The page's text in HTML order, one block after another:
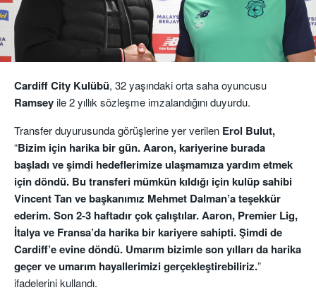
Cardiff City Kulübü, 32 yaşındaki orta saha oyuncusu
Ramseyile 2 yıllık sözleşme imzalandığını duyurdu.
Transfer duyurusunda görüşlerine yer verilen Erol Bulut,
“Bizim için harika bir gün. Aaron, kariyerine burada
başladı ve şimdi hedeflerimize ulaşmamıza yardım etmek
için döndü. Bu transferi mümkün kıldığı için kulüp sahibi
Vincent Tan ve başkanımız Mehmet Dalman’a teşekkür
ederim. Son 2-3 haftadır çok çalıştılar. Aaron, Premier Lig,
İtalya ve Fransa’da harika bir kariyere sahipti. Şimdi de
Cardiff’e evine döndü. Umarım bizimle son yılları da harika
geçer ve umarım hayallerimizi gerçekleştirebiliriz.”
ifadelerini kullandı.